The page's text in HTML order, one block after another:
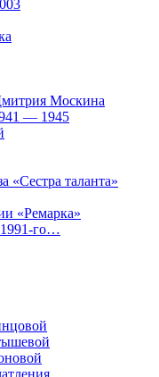
Москина
— 1945
«Сестра таланта»
«Ремарка»
го…